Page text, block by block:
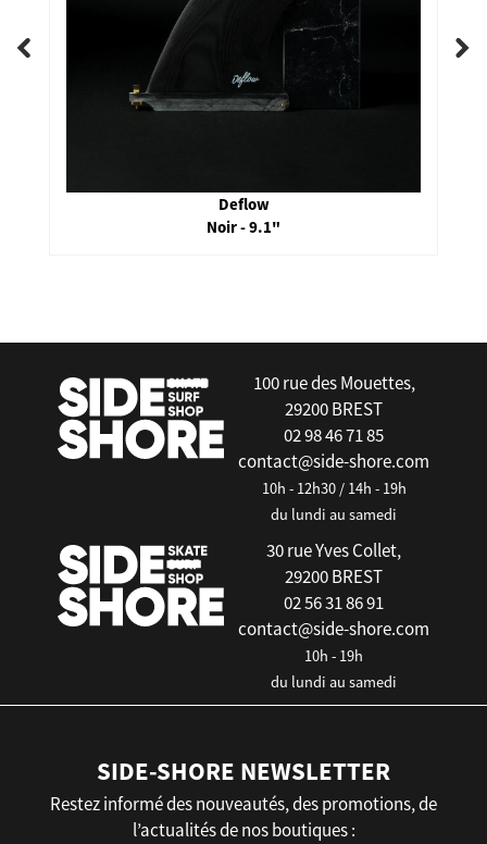
Deflow
Noir - 9.1"
100 rue des Mouettes,
29200 BREST
02 98 46 71 85
contact@side-shore.com
10h - 12h30 / 14h - 19h
du lundi au samedi
30 rue Yves Collet,
29200 BREST
02 56 31 86 91
contact@side-shore.com
10h - 19h
du lundi au samedi
SIDE-SHORE NEWSLETTER
Restez informé des nouveautés, des promotions, de
l’actualités de nos boutiques :